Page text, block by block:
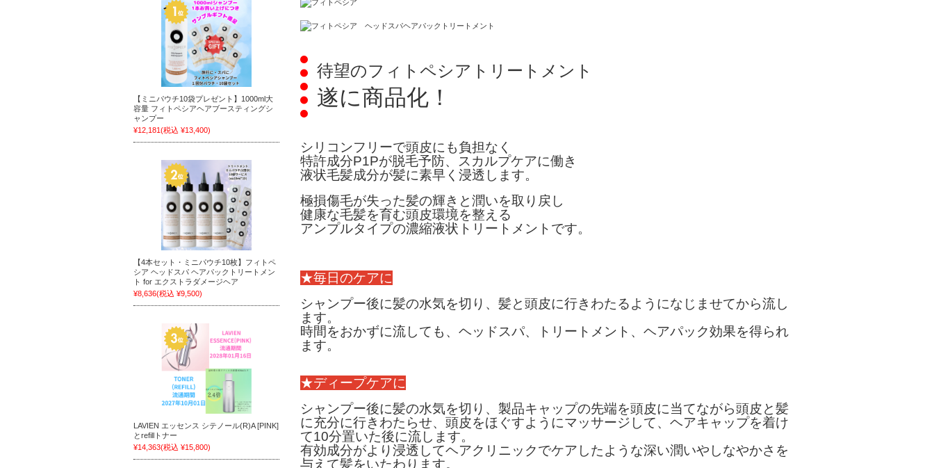
待望のフィトペシアトリートメント
遂に商品化！
シリコンフリーで頭皮にも負担なく
特許成分P1Pが脱毛予防、スカルプケアに働き
液状毛髪成分が髪に素早く浸透します。
極損傷毛が失った髪の輝きと潤いを取り戻し
健康な毛髪を育む頭皮環境を整える
アンプルタイプの濃縮液状トリートメントです。
★毎日のケアに
シャンプー後に髪の水気を切り、髪と頭皮に行きわたるようになじませてから流し
ます。
時間をおかずに流しても、ヘッドスパ、トリートメント、ヘアパック効果を得られ
ます。
★ディープケアに
シャンプー後に髪の水気を切り、製品キャップの先端を頭皮に当てながら頭皮と髪
に充分に行きわたらせ、頭皮をほぐすようにマッサージして、ヘアキャップを着け
て10分置いた後に流します。
有効成分がより浸透してヘアクリニックでケアしたような深い潤いやしなやかさを
与えて髪をいたわります。
【ミニパウチ10袋プレゼント】1000ml大
容量 フィトペシアヘアブースティングシ
ャンプー
¥12,181(税込 ¥13,400)
【4本セット・ミニパウチ10枚】フィトペ
シア ヘッドスパ ヘアパックトリートメン
ト for エクストラダメージヘア
¥8,636(税込 ¥9,500)
LAVIEN エッセンス シテノール(R)A [PINK]
とrefillトナー
¥14,363(税込 ¥15,800)